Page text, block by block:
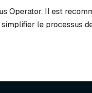
Operator. Il est
le processus